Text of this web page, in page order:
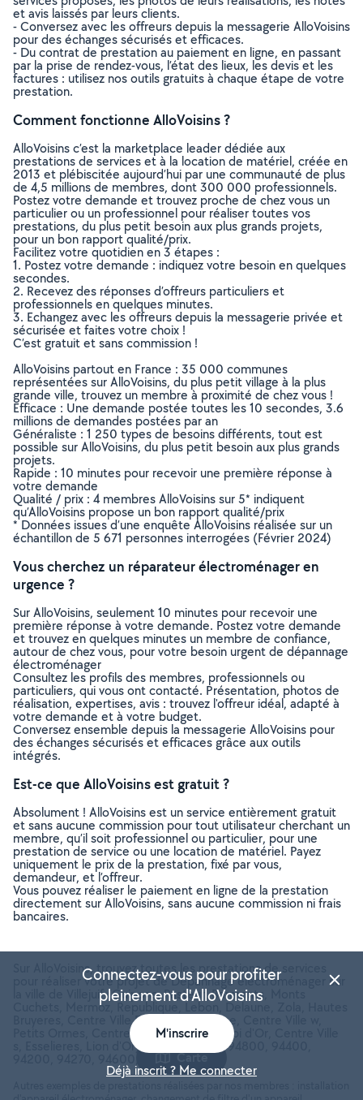
et avis laissés par leurs clients.
- Conversez avec les offreurs depuis la messagerie AlloVoisins
pour des échanges sécurisés et efficaces.
- Du contrat de prestation au paiement en ligne, en passant
par la prise de rendez-vous, l’état des lieux, les devis et les
factures : utilisez nos outils gratuits à chaque étape de votre
prestation.
Comment fonctionne AlloVoisins ?
AlloVoisins c’est la marketplace leader dédiée aux
prestations de services et à la location de matériel, créée en
2013 et plébiscitée aujourd’hui par une communauté de plus
de 4,5 millions de membres, dont 300 000 professionnels.
Postez votre demande et trouvez proche de chez vous un
particulier ou un professionnel pour réaliser toutes vos
prestations, du plus petit besoin aux plus grands projets,
pour un bon rapport qualité/prix.
Facilitez votre quotidien en 3 étapes :
1. Postez votre demande : indiquez votre besoin en quelques
secondes.
2. Recevez des réponses d’offreurs particuliers et
professionnels en quelques minutes.
3. Echangez avec les offreurs depuis la messagerie privée et
sécurisée et faites votre choix !
C’est gratuit et sans commission !
AlloVoisins partout en France : 35 000 communes
représentées sur AlloVoisins, du plus petit village à la plus
grande ville, trouvez un membre à proximité de chez vous !
Efficace : Une demande postée toutes les 10 secondes, 3.6
millions de demandes postées par an
Généraliste : 1 250 types de besoins différents, tout est
possible sur AlloVoisins, du plus petit besoin aux plus grands
projets.
Rapide : 10 minutes pour recevoir une première réponse à
votre demande
Qualité / prix : 4 membres AlloVoisins sur 5* indiquent
qu’AlloVoisins propose un bon rapport qualité/prix
* Données issues d’une enquête AlloVoisins réalisée sur un
échantillon de 5 671 personnes interrogées (Février 2024)
Vous cherchez un réparateur électroménager en
urgence ?
Sur AlloVoisins, seulement 10 minutes pour recevoir une
première réponse à votre demande. Postez votre demande
et trouvez en quelques minutes un membre de confiance,
autour de chez vous, pour votre besoin urgent de dépannage
électroménager
Consultez les profils des membres, professionnels ou
particuliers, qui vous ont contacté. Présentation, photos de
réalisation, expertises, avis : trouvez l'offreur idéal, adapté à
votre demande et à votre budget.
Conversez ensemble depuis la messagerie AlloVoisins pour
des échanges sécurisés et efficaces grâce aux outils
intégrés.
Est-ce que AlloVoisins est gratuit ?
Absolument ! AlloVoisins est un service entièrement gratuit
et sans aucune commission pour tout utilisateur cherchant un
membre, qu’il soit professionnel ou particulier, pour une
prestation de service ou une location de matériel. Payez
uniquement le prix de la prestation, fixé par vous,
demandeur, et l’offreur.
Vous pouvez réaliser le paiement en ligne de la prestation
directement sur AlloVoisins, sans aucune commission ni frais
bancaires.
Sur AlloVoisins, trouvez toutes les prestations de services
pour réaliser votre projet de Dépannage électroménager sur
la ville de Villejuif (Guipons, Pasteur, Barmonts, Monts
Cuchets, Mermoz, Republique, Lebon, Delaune, Zola, Hautes
Bruyeres, Centre Ville Est, Vaux de Rome, Centre Ville w,
Petits Ormes, Centre Ville n, Monsivry, Epi d'Or, Centre Ville
s, Esselieres, Lion d'Or) (Val-de-marne, 94800, 94400,
Carte
Connectez-vous pour profiter
pleinement d'AlloVoisins
M'inscrire
Déjà inscrit ? Me connecter